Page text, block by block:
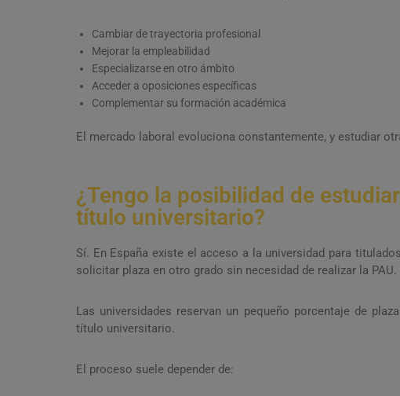
Cambiar de trayectoria profesional
Mejorar la empleabilidad
Especializarse en otro ámbito
Acceder a oposiciones específicas
Complementar su formación académica
El mercado laboral evoluciona constantemente, y estudiar
¿Tengo la posibilidad de
título universitario?
Sí. En España existe el acceso a la universidad para
solicitar plaza en otro grado sin necesidad de realizar la PAU.
Las universidades reservan un pequeño porcentaje de
título universitario.
El proceso suele depender de: